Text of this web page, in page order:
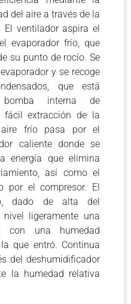
del aire a través de la
El ventilador aspira el
evaporador frío, que
su punto de rocío. Se
y se recoge
que está
interna de
fácil extracción de la
aire frío pasa por el
caliente donde se
energía que elimina
así como el
por el compresor. El
dado de alta del
ligeramente una
con una humedad
que entró. Continua
del deshumidificador
la humedad relativa